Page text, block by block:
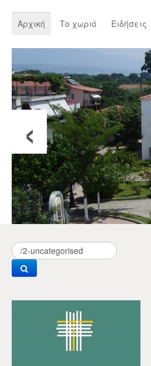
Αρχική Το χωριό Ειδήσεις
‹